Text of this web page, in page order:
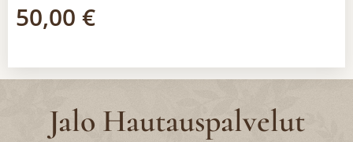
50,00 €
Jalo Hautauspalvelut